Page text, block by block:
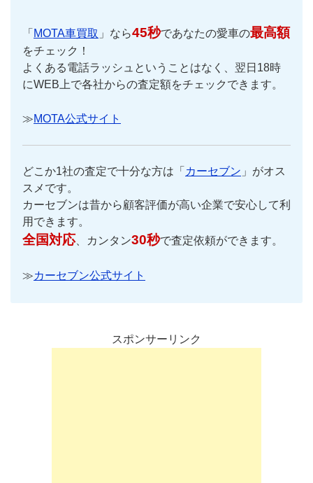
「 MOTA車買取 」なら45秒であなたの愛車の最高額
をチェック！
よくある電話ラッシュということはなく、翌日18時
にWEB上で各社からの査定額をチェックできます。
≫MOTA公式サイト
どこか1社の査定で十分な方は「 カーセブン 」がオス
スメです。
カーセブンは昔から顧客評価が高い企業で安心して利
用できます。
全国対応、カンタン30秒で査定依頼ができます。
≫カーセブン公式サイト
スポンサーリンク